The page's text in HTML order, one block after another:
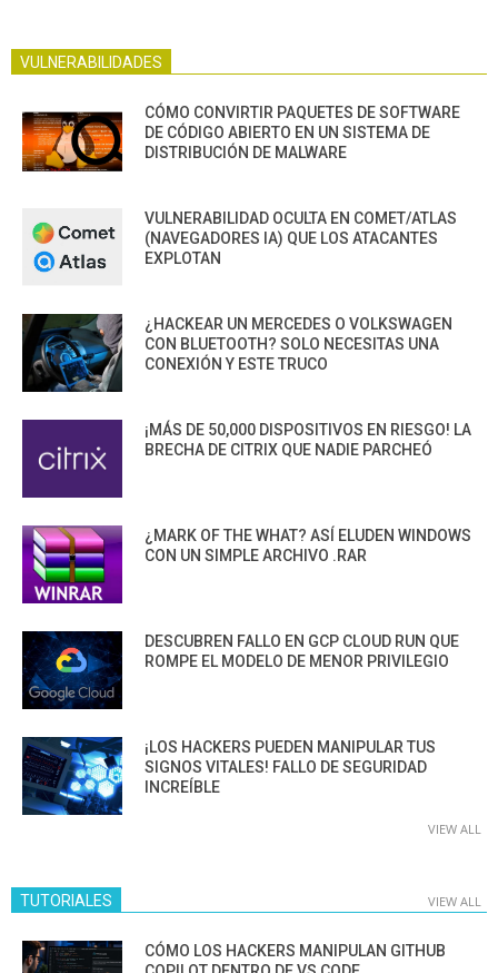
VULNERABILIDADES
CÓMO CONVIRTIR PAQUETES DE SOFTWARE
DE CÓDIGO ABIERTO EN UN SISTEMA DE
DISTRIBUCIÓN DE MALWARE
VULNERABILIDAD OCULTA EN COMET/ATLAS
(NAVEGADORES IA) QUE LOS ATACANTES
EXPLOTAN
¿HACKEAR UN MERCEDES O VOLKSWAGEN
CON BLUETOOTH? SOLO NECESITAS UNA
CONEXIÓN Y ESTE TRUCO
¡MÁS DE 50,000 DISPOSITIVOS EN RIESGO! LA
BRECHA DE CITRIX QUE NADIE PARCHEÓ
¿MARK OF THE WHAT? ASÍ ELUDEN WINDOWS
CON UN SIMPLE ARCHIVO .RAR
DESCUBREN FALLO EN GCP CLOUD RUN QUE
ROMPE EL MODELO DE MENOR PRIVILEGIO
¡LOS HACKERS PUEDEN MANIPULAR TUS
SIGNOS VITALES! FALLO DE SEGURIDAD
INCREÍBLE
VIEW ALL
TUTORIALES VIEW ALL
CÓMO LOS HACKERS MANIPULAN GITHUB